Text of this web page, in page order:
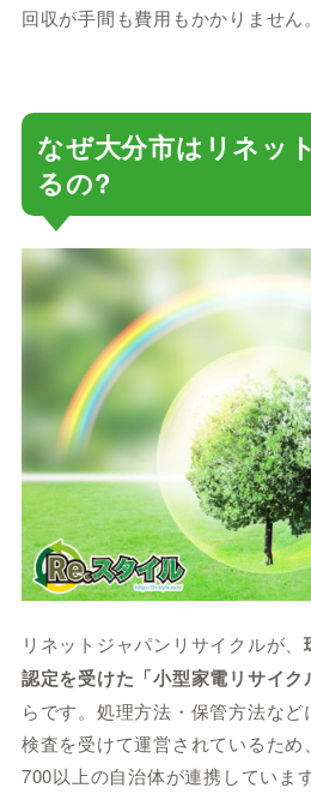
回収が手間も費用もかかりません。
なぜ大分市はリネッ
るの?
リネットジャパンリサイクルが、
認定を受けた「小型家電リサイ
らです。処理方法・保管方法な
検査を受けて運営されているた
700以上の自治体が連携しています